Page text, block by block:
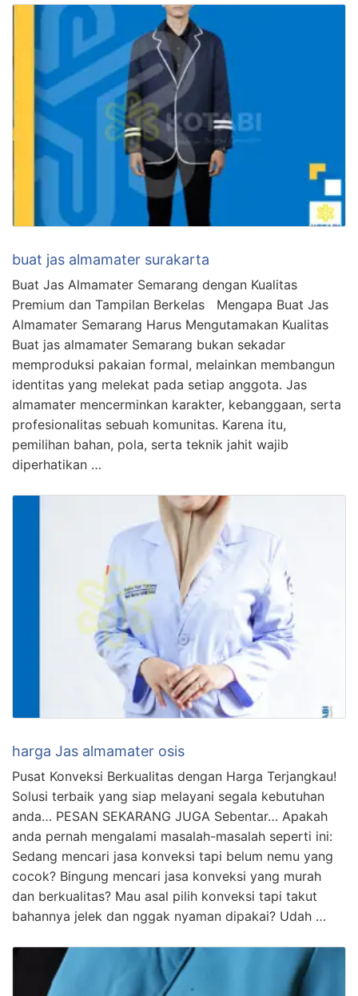
buat jas almamater surakarta
Buat Jas Almamater Semarang dengan Kualitas
Premium dan Tampilan Berkelas Mengapa Buat Jas
Almamater Semarang Harus Mengutamakan Kualitas
Buat jas almamater Semarang bukan sekadar
memproduksi pakaian formal, melainkan membangun
identitas yang melekat pada setiap anggota. Jas
almamater mencerminkan karakter, kebanggaan, serta
profesionalitas sebuah komunitas. Karena itu,
pemilihan bahan, pola, serta teknik jahit wajib
diperhatikan …
harga Jas almamater osis
Pusat Konveksi Berkualitas dengan Harga Terjangkau!
Solusi terbaik yang siap melayani segala kebutuhan
anda… PESAN SEKARANG JUGA Sebentar… Apakah
anda pernah mengalami masalah-masalah seperti ini:
Sedang mencari jasa konveksi tapi belum nemu yang
cocok? Bingung mencari jasa konveksi yang murah
dan berkualitas? Mau asal pilih konveksi tapi takut
bahannya jelek dan nggak nyaman dipakai? Udah …